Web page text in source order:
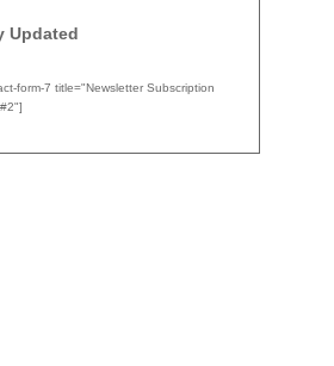
Updated
form-7 title="Newsletter Subscription